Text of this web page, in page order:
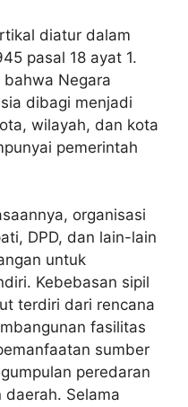
diatur dalam
pasal 18 ayat 1.
Negara
dibagi menjadi
wilayah, dan kota
pemerintah
organisasi
DPD, dan lain-lain
untuk
Kebebasan sipil
terdiri dari rencana
fasilitas
sumber
peredaran
Selama